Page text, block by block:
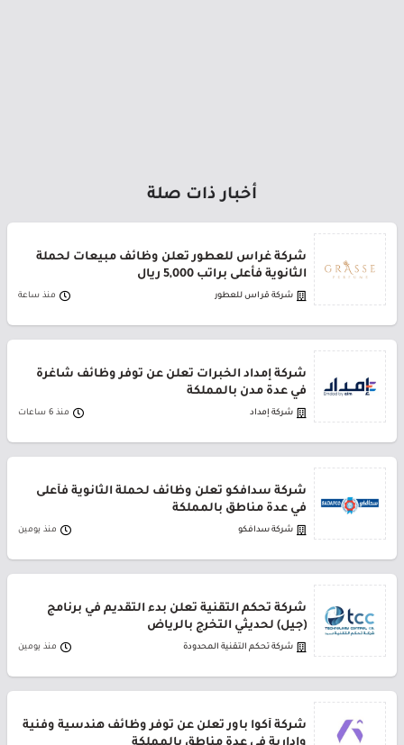
أخبار ذات صلة
شركة غراس للعطور تعلن وظائف مبيعات لحملة
الثانوية فأعلى براتب 5,000 ريال
شركة قراس للعطور منذ ساعة
شركة إمداد الخبرات تعلن عن توفر وظائف شاغرة
في عدة مدن بالمملكة
شركة إمداد منذ 6 ساعات
شركة سدافكو تعلن وظائف لحملة الثانوية فأعلى
في عدة مناطق بالمملكة
شركة سدافكو منذ يومين
شركة تحكم التقنية تعلن بدء التقديم في برنامج
(جيل) لحديثي التخرج بالرياض
شركة تحكم التقنية المحدودة منذ يومين
شركة أكوا باور تعلن عن توفر وظائف هندسية وفنية